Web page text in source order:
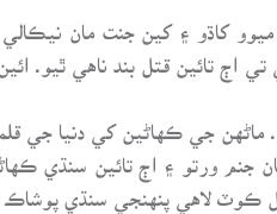
کاڌو ۽ کين جنت مان
اڄ تائين قتل بند ناهي ٿيو.
ماڻهن جي ڪهاڻين کي دنيا جي
ورتو ۽ اڄ تائين سنڌي
ڪوٽ لاهي پنهنجي سنڌي پوشاڪ